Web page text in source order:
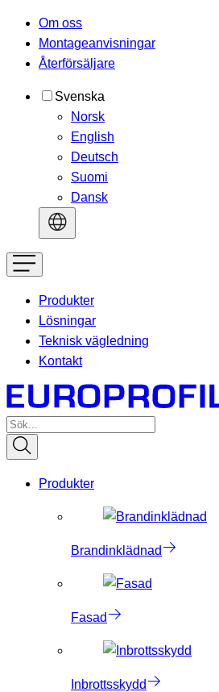
Om oss
Montageanvisningar
Återförsäljare
Svenska
Norsk
English
Deutsch
Suomi
Dansk
Produkter
Lösningar
Teknisk vägledning
Kontakt
Produkter
Brandinklädnad
Fasad
Inbrottsskydd